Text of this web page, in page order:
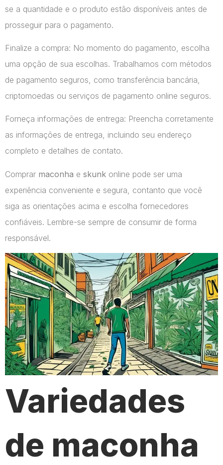
se a quantidade e o produto estão disponíveis antes de
prosseguir para o pagamento.
Finalize a compra: No momento do pagamento, escolha
uma opção de sua escolhas. Trabalhamos com métodos
de pagamento seguros, como transferência bancária,
criptomoedas ou serviços de pagamento online seguros.
Forneça informações de entrega: Preencha corretamente
as informações de entrega, incluindo seu endereço
completo e detalhes de contato.
Comprar maconha e skunk online pode ser uma
experiência conveniente e segura, contanto que você
siga as orientações acima e escolha fornecedores
confiáveis. Lembre-se sempre de consumir de forma
responsável.
Variedades
de maconha